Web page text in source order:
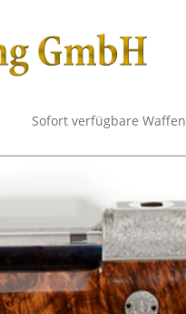
Sofort verfügbare Waffen